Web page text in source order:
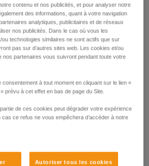
masse des opérateurs :
est qu’ils sont indépendants de
des opérateurs et permettent
répétables d’une situation à une
personne sur mouflage 3:1
contenu et nos publicités, et pour analyser notre
des informations, quant à votre navigation
analytiques, publicitaires et de réseaux
nos publicités. Dans le cas où vous les
technologies similaires ne sont actifs que sur
pas sur d’autres sites web. Les cookies et/ou
nos partenaires vous suivront pendant toute votre
à tout moment en cliquant sur le lien «
prévu à cet effet en bas de page du Site.
de ces cookies peut dégrader votre expérience
cas ce refus ne vous empêchera d’accéder à notre
Autoriser tous les cookies